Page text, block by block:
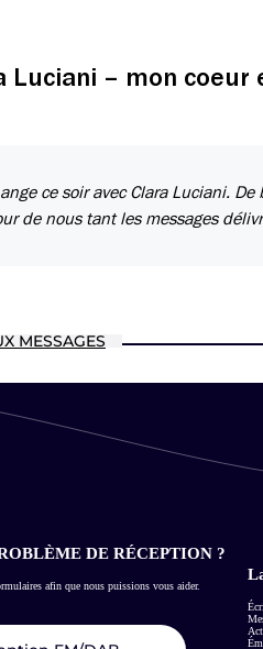
Luciani – mon coeur
ce soir avec Clara Luciani.
de nous tant les messages
MESSAGES
DE RÉCEPTION ?
afin que nous puissions vous aider.